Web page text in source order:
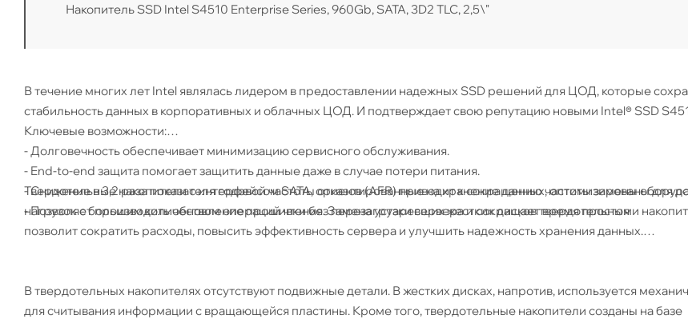
Накопитель SSD Intel S4510 Enterprise Series, 960Gb, SATA, 3D2 TLC, 2,5\"
В течение многих лет Intel являлась лидером в предоставлении надежных SSD решений для ЦОД, которые
стабильность данных в корпоративных и облачных ЦОД. И подтверждает свою репутацию новыми Intel® SSD
Ключевые возможности:
- Долговечность обеспечивает минимизацию сервисного обслуживания.
- End-to-end защита помогает защитить данные даже в случае потери питания.
- Снижение в 3,2 раза показателя годовой частоты отказов (AFR) приводит к сокращению частоты замены
- Позволяет производить обновление прошивки без перезагрузки сервера и сокращает время простоя
Твердотельные накопители с интерфейсом SATA, ориентированные на хранение данных, оптимизированы для
нагрузок с большим количеством операций чтения. Замена устаревших жестких дисков твердотельными
позволит сократить расходы, повысить эффективность сервера и улучшить надежность хранения данных.
В твердотельных накопителях отсутствуют подвижные детали. В жестких дисках, напротив, используется
для считывания информации с вращающейся пластины. Кроме того, твердотельные накопители созданы на базе